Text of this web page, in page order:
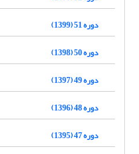
دوره 51 (1399)
دوره 50 (1398)
دوره 49 (1397)
دوره 48 (1396)
دوره 47 (1395)